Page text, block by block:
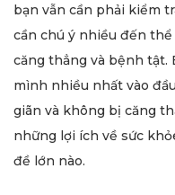
bạn vẫn cần phải kiểm
cần chú ý nhiều đến thể
căng thẳng và bệnh tật.
mình nhiều nhất vào
giãn và không bị căng
những lợi ích về sức
đề lớn nào.